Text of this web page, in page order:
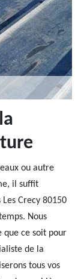
ou autre
il suffit
Crecy 80150
Nous
que ce soit pour
de la
tous vos